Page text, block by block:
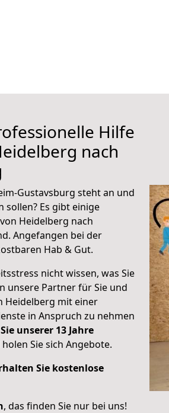
Hilfe
nach
Gustavsburg steht an und
sollen? Es gibt einige
Heidelberg nach
Angefangen bei der
Hab & Gut.
nicht wissen, was Sie
unsere Partner für Sie und
Heidelberg mit einer
in Anspruch zu nehmen
unserer 13 Jahre
Sie sich Angebote.
Sie kostenlose
, das finden Sie nur bei uns!